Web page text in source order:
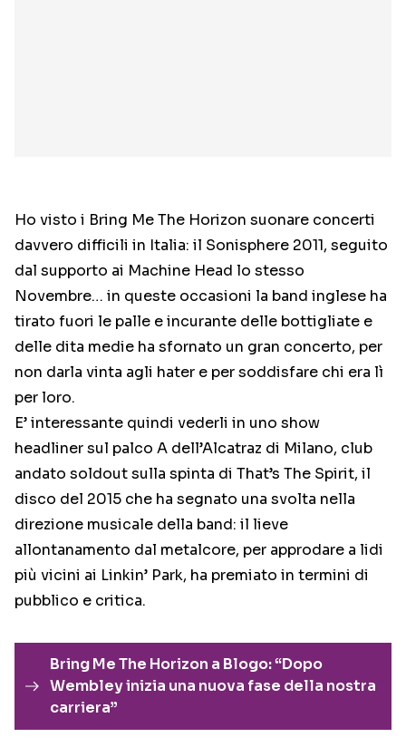
Ho visto i Bring Me The Horizon suonare concerti
davvero difficili in Italia: il Sonisphere 2011, seguito
dal supporto ai Machine Head lo stesso
Novembre… in queste occasioni la band inglese ha
tirato fuori le palle e incurante delle bottigliate e
delle dita medie ha sfornato un gran concerto, per
non darla vinta agli hater e per soddisfare chi era lì
per loro.
E’ interessante quindi vederli in uno show
headliner sul palco A dell’Alcatraz di Milano, club
andato soldout sulla spinta di That’s The Spirit, il
disco del 2015 che ha segnato una svolta nella
direzione musicale della band: il lieve
allontanamento dal metalcore, per approdare a lidi
più vicini ai Linkin’ Park, ha premiato in termini di
pubblico e critica.
Bring Me The Horizon a Blogo: “Dopo
Wembley inizia una nuova fase della nostra
carriera”